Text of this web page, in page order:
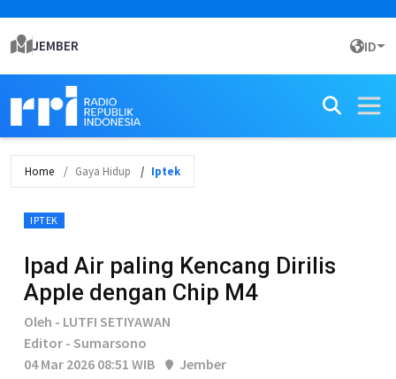
JEMBER ID
Home Gaya Hidup Iptek
IPTEK
Ipad Air paling Kencang Dirilis
Apple dengan Chip M4
Oleh - LUTFI SETIYAWAN
Editor - Sumarsono
04 Mar 2026 08:51 WIB
Jember